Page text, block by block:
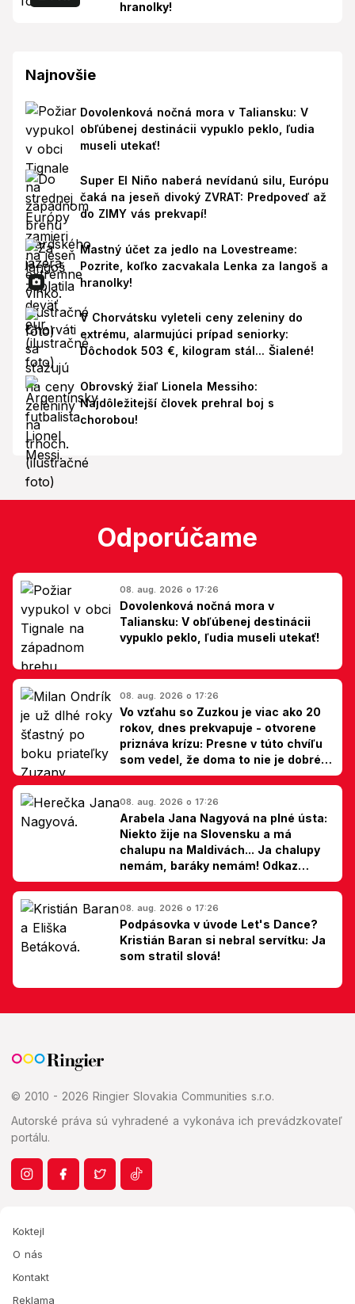
hranolky!
Najnovšie
Dovolenková nočná mora v Taliansku: V
obľúbenej destinácii vypuklo peklo, ľudia
museli utekať!
Super El Niño naberá nevídanú silu, Európu
čaká na jeseň divoký ZVRAT: Predpoveď až
do ZIMY vás prekvapí!
Mastný účet za jedlo na Lovestreame:
Pozrite, koľko zacvakala Lenka za langoš a
hranolky!
V Chorvátsku vyleteli ceny zeleniny do
extrému, alarmujúci prípad seniorky:
Dôchodok 503 €, kilogram stál... Šialené!
Obrovský žiaľ Lionela Messiho:
Najdôležitejší človek prehral boj s
chorobou!
Odporúčame
08. aug. 2026 o 17:26
Dovolenková nočná mora v
Taliansku: V obľúbenej destinácii
vypuklo peklo, ľudia museli utekať!
08. aug. 2026 o 17:26
Vo vzťahu so Zuzkou je viac ako 20
rokov, dnes prekvapuje - otvorene
priznáva krízu: Presne v túto chvíľu
som vedel, že doma to nie je dobré,
hovorí Milan Ondrík
08. aug. 2026 o 17:26
Arabela Jana Nagyová na plné ústa:
Niekto žije na Slovensku a má
chalupu na Maldivách... Ja chalupy
nemám, baráky nemám! Odkaz
Slovákom
08. aug. 2026 o 17:26
Podpásovka v úvode Let's Dance?
Kristián Baran si nebral servítku: Ja
som stratil slová!
© 2010 - 2026 Ringier Slovakia Communities s.r.o.
Autorské práva sú vyhradené a vykonáva ich prevádzkovateľ
portálu.
Koktejl
O nás
Kontakt
Reklama